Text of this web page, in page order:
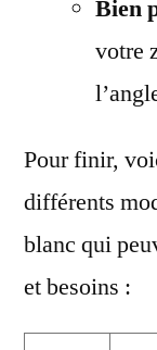
Bien
votre
Pour finir,
différents
blanc qui
et besoins :